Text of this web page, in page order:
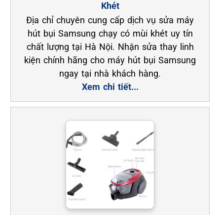
Khét
Địa chỉ chuyên cung cấp dịch vụ sửa máy
hút bụi Samsung chạy có mùi khét uy tín
chất lượng tại Hà Nội. Nhận sửa thay linh
kiện chính hãng cho máy hút bụi Samsung
ngay tại nhà khách hàng.
Xem chi tiết...